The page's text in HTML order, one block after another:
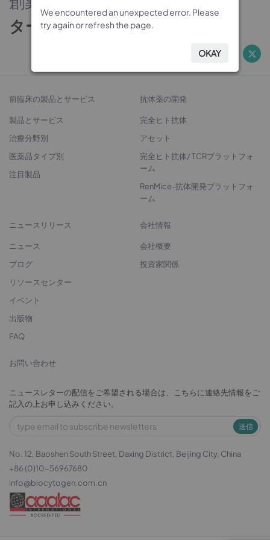
ターゲットから治療法開発へ
前臨床の製品とサービス
製品とサービス
治療分野別
医薬品タイプ別
注目製品
抗体薬の開発
完全ヒト抗体
アセット
完全ヒト抗体/ TCRプラットフォ
ーム
RenMice-抗体開発プラットフォ
ーム
ニュースリリース
ニュース
ブログ
リソースセンター
イベント
出版物
FAQ
会社情報
会社概要
投資家関係
お問い合わせ
ニュースレターの配信をご希望される場合は、こちらに連絡先情報をご
記入の上お申し込みください。
送信
No. 12, Baoshen South Street, Daxing District, Beijing City, China
+86 (0)10-56967680
info@biocytogen.com.cn
We encountered an unexpected error. Please
try again or refresh the page.
OKAY
We encountered an unexpected error. Please
try again or refresh the page.
OKAY
We encountered an unexpected error. Please
try again or refresh the page.
OKAY
We encountered an unexpected error. Please
try again or refresh the page.
OKAY